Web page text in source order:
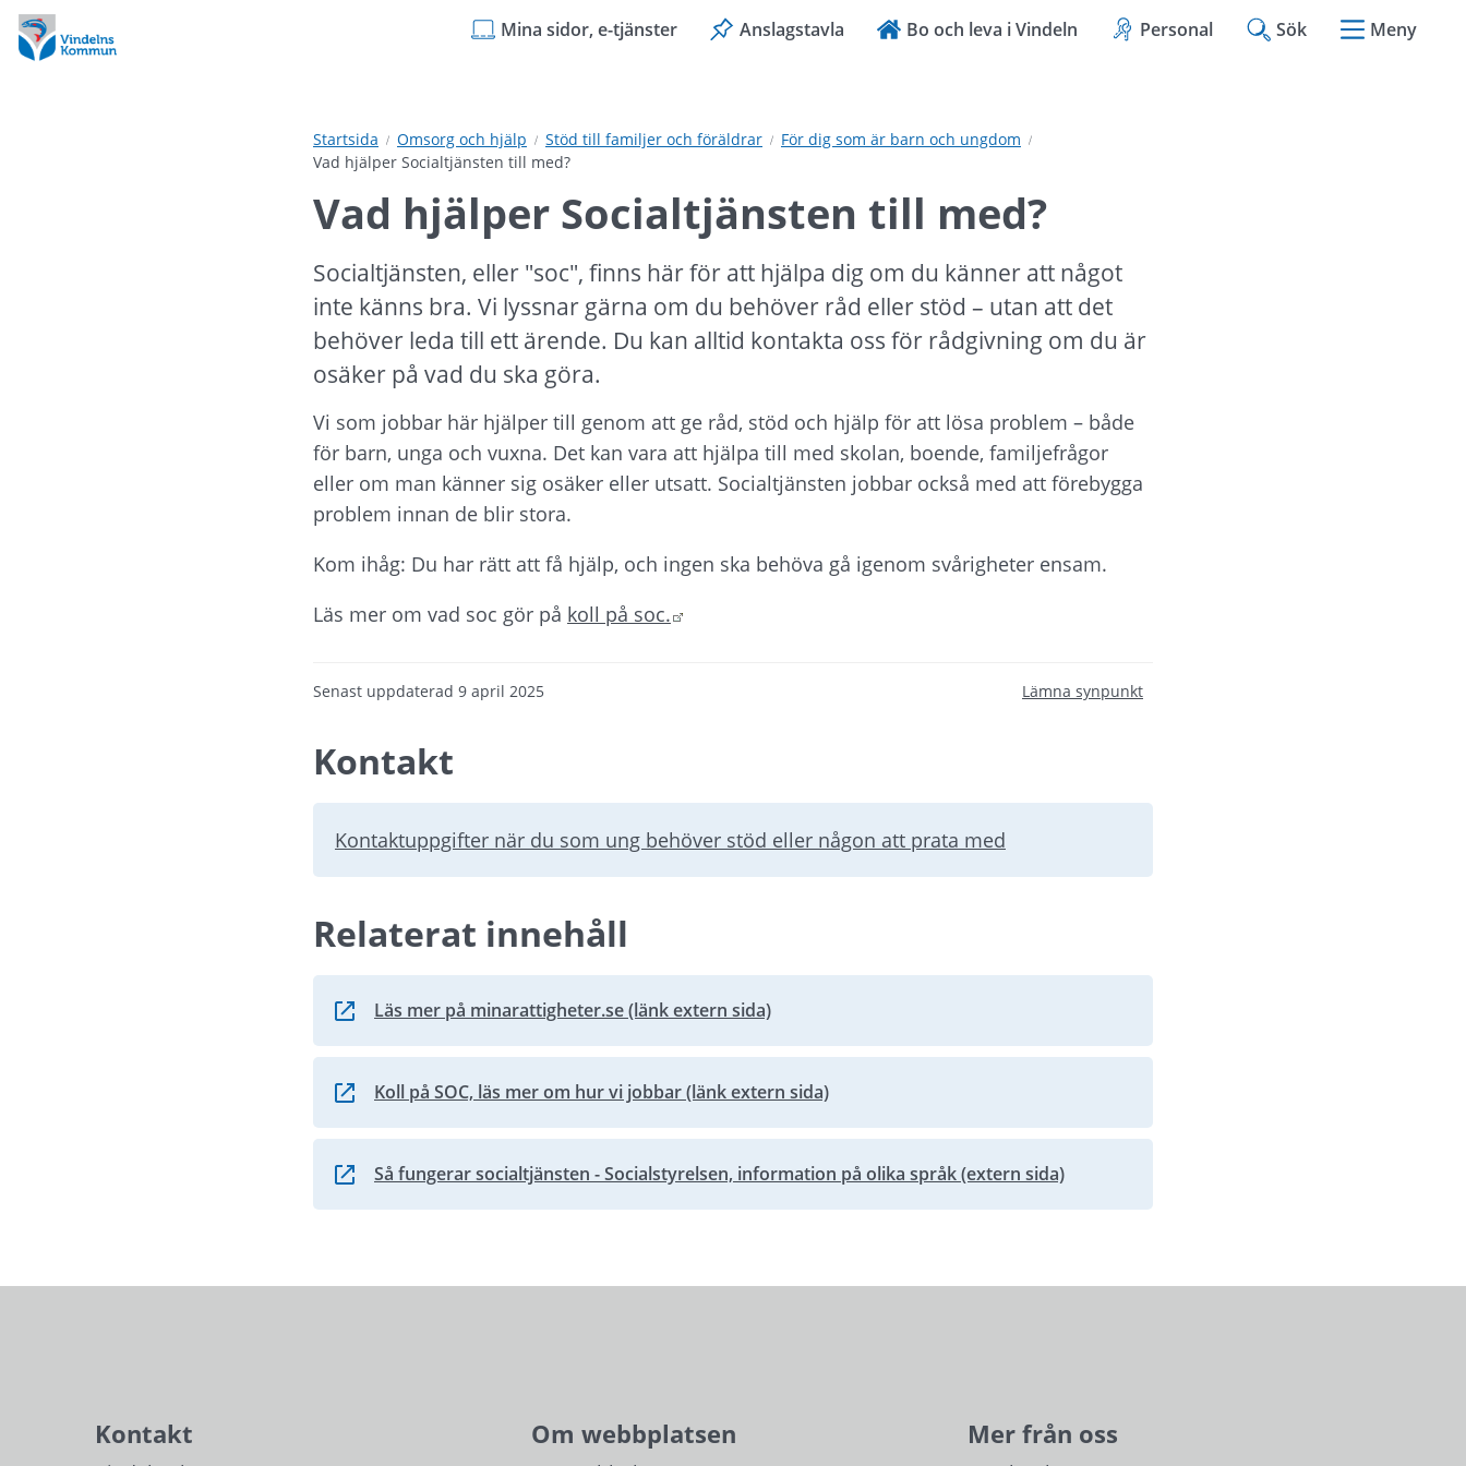
Hoppa
till
innehåll
Hoppa
till
undermeny
Mina sidor, e-tjänster Anslagstavla Bo och leva i Vindeln Personal Sök Meny
Startsida Omsorg och hjälp Stöd till familjer och föräldrar
För dig som är barn och ungdom
Vad hjälper Socialtjänsten till med?
Vad hjälper Socialtjänsten till med?
Socialtjänsten, eller "soc", finns här för att hjälpa dig om du känner att något
inte känns bra. Vi lyssnar gärna om du behöver råd eller stöd – utan att det
behöver leda till ett ärende. Du kan alltid kontakta oss för rådgivning om du är
osäker på vad du ska göra.
Vi som jobbar här hjälper till genom att ge råd, stöd och hjälp för att lösa problem – både
för barn, unga och vuxna. Det kan vara att hjälpa till med skolan, boende, familjefrågor
eller om man känner sig osäker eller utsatt. Socialtjänsten jobbar också med att förebygga
problem innan de blir stora.
Kom ihåg: Du har rätt att få hjälp, och ingen ska behöva gå igenom svårigheter ensam.
Läs mer om vad soc gör på koll på soc.
Senast uppdaterad 9 april 2025 Lämna synpunkt
Kontakt
Kontaktuppgifter när du som ung behöver stöd eller någon att prata med
Relaterat innehåll
Läs mer på minarattigheter.se (länk extern sida)
Länk till annan webbplats.
Koll på SOC, läs mer om hur vi jobbar (länk extern sida)
Länk till annan webbplats.
Så fungerar socialtjänsten - Socialstyrelsen, information på olika språk (extern sida)
Länk till annan webbplats.
Kontakt Om webbplatsen Mer från oss